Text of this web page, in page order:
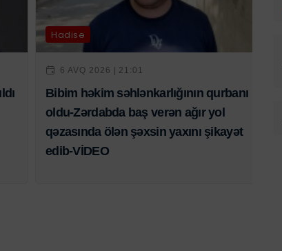
Hadisə
6 AVQ 2026 | 21:01
Bibim həkim səhlənkarlığının qurbanı
oldu-Zərdabda baş verən ağır yol
qəzasında ölən şəxsin yaxını şikayət
edib-VİDEO